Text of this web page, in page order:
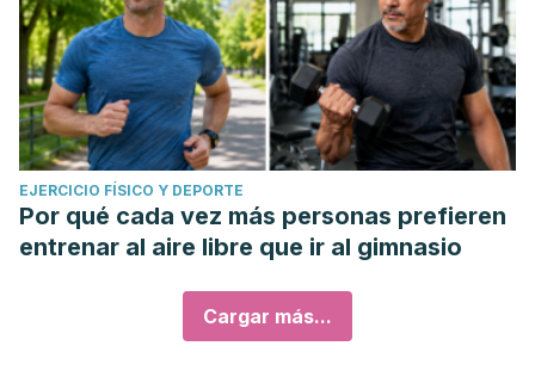
EJERCICIO FÍSICO Y DEPORTE
Por qué cada vez más personas prefieren
entrenar al aire libre que ir al gimnasio
Cargar más...